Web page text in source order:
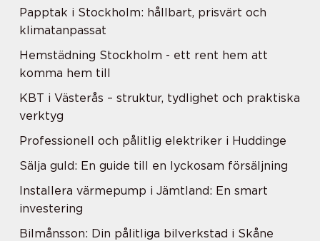
Papptak i Stockholm: hållbart, prisvärt och
klimatanpassat
Hemstädning Stockholm - ett rent hem att
komma hem till
KBT i Västerås – struktur, tydlighet och praktiska
verktyg
Professionell och pålitlig elektriker i Huddinge
Sälja guld: En guide till en lyckosam försäljning
Installera värmepump i Jämtland: En smart
investering
Bilmånsson: Din pålitliga bilverkstad i Skåne